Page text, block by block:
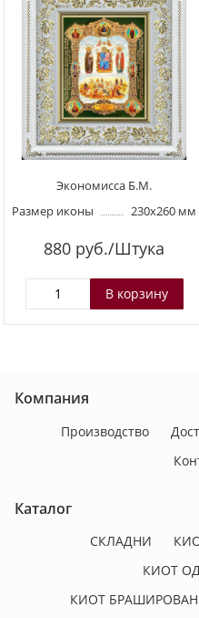
Экономисса Б.М.
Размер иконы
230х260 мм
880 руб./Штука
Компания
Производство
Каталог
СКЛАДНИ
КИОТ
КИОТ